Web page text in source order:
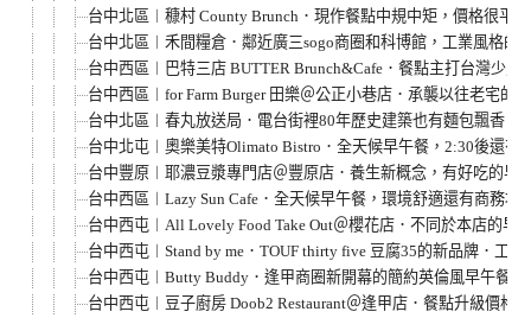
台中北區︱穅村 County Brunch．現作餐點中規中矩，價格很平
台中北區︱禾間糧倉．鄰近廣三sogo商圈和科博館，工業風格的
台中西區︱巴特三店 BUTTER Brunch&Cafe．餐點主打台灣少
台中西區︱for Farm Burger 田樂＠公正小巷店．承襲以往老宅
台中北區︱春丸放送局．電台街裡80年歷史建築也有麵包飄香，
台中北屯︱奧樂美特Olimato Bistro．全天候早午餐，2:30後還
台中豐原︱耶濃豆漿專門店＠豐原店．養生新概念，有好吃的早
台中西區︱Lazy Sun Cafe．全天候早午餐，環境舒適還有商務
台中西屯︱All Lovely Food Take Out＠櫻花店．不同於本店的
台中西屯︱Stand by me．TOUF thirty five 豆腐35的新品牌．工
台中西屯︱Butty Buddy．逢甲商圈新開幕的簡約英倫風早午餐
台中西屯︱豆子廚房 Doob2 Restaurant＠逢甲店．餐點升級價格